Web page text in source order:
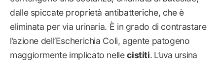
dalle spiccate proprietà antibatteriche, che è
eliminata per via urinaria. È in grado di contrastare
l’azione dell’Escherichia Coli, agente patogeno
maggiormente implicato nellecistiti. L’uva ursina